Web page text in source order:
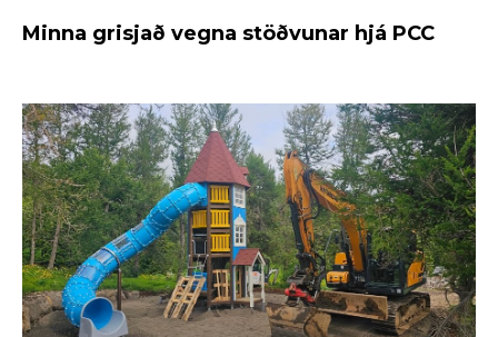
Minna grisjað vegna stöðvunar hjá PCC